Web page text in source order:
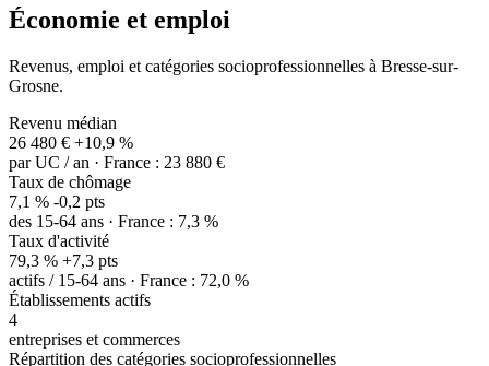
Économie et emploi
Revenus, emploi et catégories socioprofessionnelles à Bresse-sur-
Grosne.
Revenu médian
26 480 € +10,9 %
par UC / an · France : 23 880 €
Taux de chômage
7,1 % -0,2 pts
des 15-64 ans · France : 7,3 %
Taux d'activité
79,3 % +7,3 pts
actifs / 15-64 ans · France : 72,0 %
Établissements actifs
4
entreprises et commerces
Répartition des catégories socioprofessionnelles